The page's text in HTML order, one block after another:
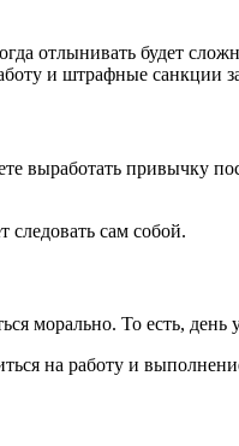
отлынивать будет
и штрафные санкции
привычку
следовать сам собой.
морально. То есть, день
на работу и